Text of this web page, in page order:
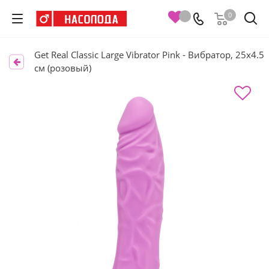
0
Get Real Classic Large Vibrator Pink - Вибратор, 25х4.5
см (розовый)